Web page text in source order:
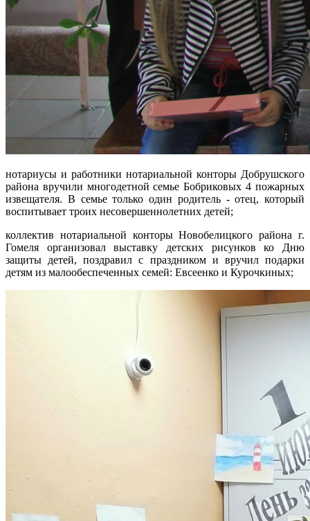
нотариусы и работники нотариальной конторы Добрушского
района вручили многодетной семье Бобриковых 4 пожарных
извещателя. В семье только один родитель - отец, который
воспитывает троих несовершеннолетних детей;
коллектив нотариальной конторы Новобелицкого района г.
Гомеля организовал выставку детских рисунков ко Дню
защиты детей, поздравил с праздником и вручил подарки
детям из малообеспеченных семей: Евсеенко и Курочкиных;